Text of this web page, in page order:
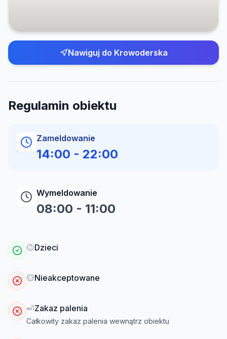
Nawiguj do Krowoderska
Regulamin obiektu
Zameldowanie
14:00 - 22:00
Wymeldowanie
08:00 - 11:00
Dzieci
Nieakceptowane
Zakaz palenia
Całkowity zakaz palenia wewnątrz obiektu